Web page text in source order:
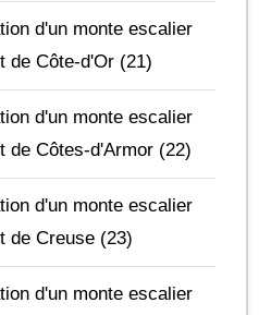
d'un monte escalier
de Côte-d'Or (21)
d'un monte escalier
de Côtes-d'Armor (22)
d'un monte escalier
de Creuse (23)
d'un monte escalier